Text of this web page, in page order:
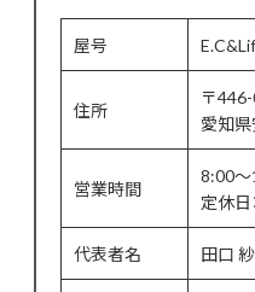
屋号
住所
〒
愛知
営業時間
8:00
定休日
代表者名 田口 紗